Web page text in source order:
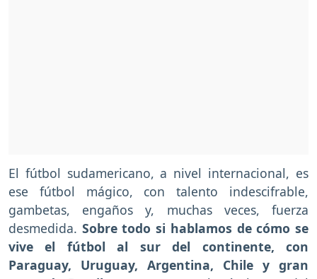
El fútbol sudamericano, a nivel internacional, es
ese fútbol mágico, con talento indescifrable,
gambetas, engaños y, muchas veces, fuerza
desmedida. Sobre todo si hablamos de cómo se
vive el fútbol al sur del continente, con
Paraguay, Uruguay, Argentina, Chile y gran